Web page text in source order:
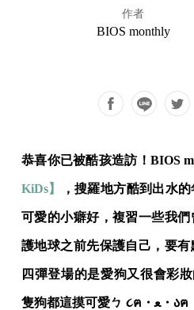
作者
BIOS monthly
恭喜你已被酷孩造訪！BIOS
KiDs】 ，搜羅地方酷到出水
可愛的小癖好，複習一些我
護地球之前先保護自己，要
四彈登場的是愛狗又很會彩
隻狗都這摸可愛ㄅ ૮ฅ・ﻌ・აฅ